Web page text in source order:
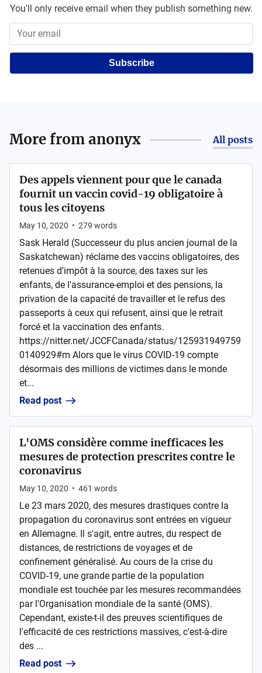
You'll only receive email when they publish something new.
Subscribe
More fromanonyx All posts
Des appels viennent pour que le canada
fournit un vaccin covid-19 obligatoire à
tous les citoyens
May 10, 2020 • 279 words
Sask Herald (Successeur du plus ancien journal de la
Saskatchewan) réclame des vaccins obligatoires, des
retenues d'impôt à la source, des taxes sur les
enfants, de l'assurance-emploi et des pensions, la
privation de la capacité de travailler et le refus des
passeports à ceux qui refusent, ainsi que le retrait
forcé et la vaccination des enfants.
https://nitter.net/JCCFCanada/status/125931949759
0140929#m Alors que le virus COVID-19 compte
désormais des millions de victimes dans le monde
et...
Read post
L'OMS considère comme inefficaces les
mesures de protection prescrites contre le
coronavirus
May 10, 2020 • 461 words
Le 23 mars 2020, des mesures drastiques contre la
propagation du coronavirus sont entrées en vigueur
en Allemagne. Il s'agit, entre autres, du respect de
distances, de restrictions de voyages et de
confinement généralisé. Au cours de la crise du
COVID-19, une grande partie de la population
mondiale est touchée par les mesures recommandées
par l'Organisation mondiale de la santé (OMS).
Cependant, existe-t-il des preuves scientifiques de
l'efficacité de ces restrictions massives, c'est-à-dire
des ...
Read post